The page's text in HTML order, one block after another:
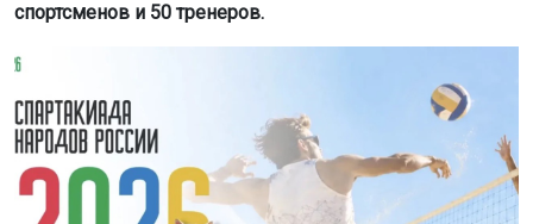
спортсменов и 50 тренеров.